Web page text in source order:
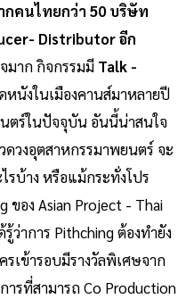
กคนไทยกว่า 50 บริษัท
Distributor อีก
มาก กิจกรรมมี Talk -
นังในเมืองคานส์มาหลายปี
ตร์ในปัจจุบัน อันนี้น่าสนใจ
วงอุตสาหกรรมาพยนตร์ จะ
รบ้าง หรือแม้กระทั่งโปร
ของ Asian Project - Thai
ว่าการ Pithching ต้องทำยัง
รเข้ารอบมีรางวัลพิเศษจาก
รที่สามารถ Co Production